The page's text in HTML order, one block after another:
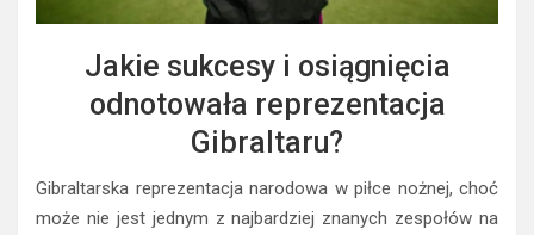
Jakie sukcesy i osiągnięcia
odnotowała reprezentacja
Gibraltaru?
Gibraltarska reprezentacja narodowa w piłce nożnej, choć
może nie jest jednym z najbardziej znanych zespołów na